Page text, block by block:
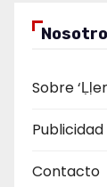
Sobre
Publicidad
Contacto